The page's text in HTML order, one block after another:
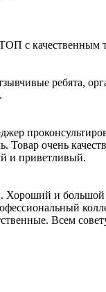
с качественным
ребята,
Товар очень
и приветливый.
Хороший и большой
Всем